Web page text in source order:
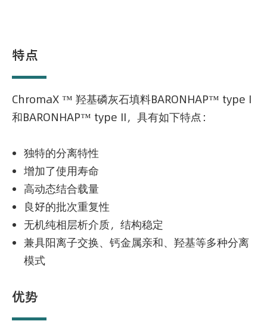
特点
ChromaX ™ 羟基磷灰石填料BARONHAP™ type I
和BARONHAP™ type II，具有如下特点：
独特的分离特性
增加了使用寿命
高动态结合载量
良好的批次重复性
无机纯相层析介质，结构稳定
兼具阳离子交换、钙金属亲和、羟基等多种分离
模式
优势